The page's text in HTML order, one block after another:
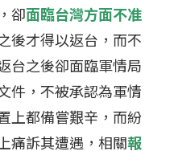
卻面臨台灣方面不准
後才得以返台，而不
台之後卻面臨軍情局
件，不被承認為軍情
上都備嘗艱辛，而紛
痛訴其遭遇，相關報